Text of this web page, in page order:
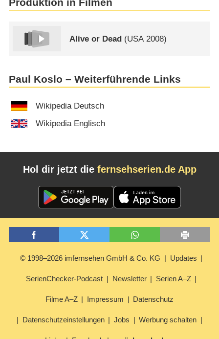
Produktion in Filmen
Alive or Dead (USA 2008)
Paul Koslo – Weiterführende Links
Wikipedia Deutsch
Wikipedia Englisch
Hol dir jetzt die fernsehserien.de App
© 1998–2026 imfernsehen GmbH & Co. KG Updates
SerienChecker-Podcast Newsletter Serien A–Z
Filme A–Z Impressum Datenschutz
Datenschutzeinstellungen Jobs Werbung schalten